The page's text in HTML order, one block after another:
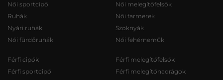
Női sportcipő
Ruhák
Nyári ruhák
Női fürdőruhák
Női melegítőfelsők
Női farmerek
Szoknyák
Női fehérneműk
Férfi cipők
Férfi sportcipő
Férfi melegítőfelsők
Férfi melegítőnadrágok